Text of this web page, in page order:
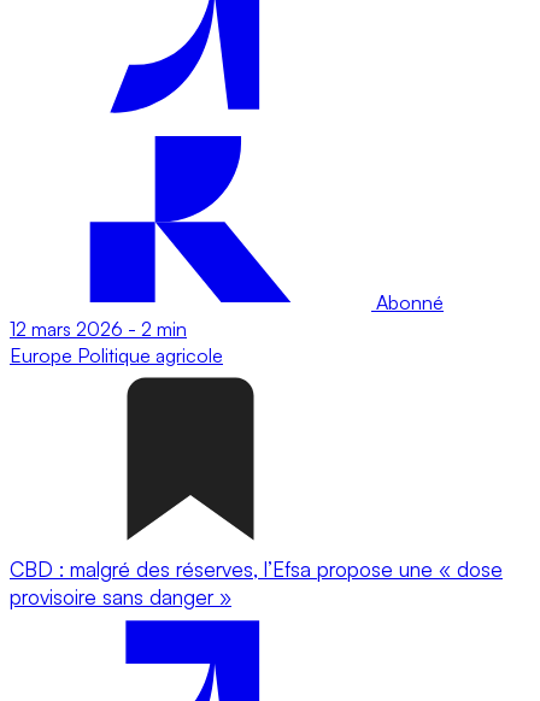
Abonné
12 mars 2026 - 2 min
Europe Politique agricole
CBD : malgré des réserves, l’Efsa propose une « dose
provisoire sans danger »